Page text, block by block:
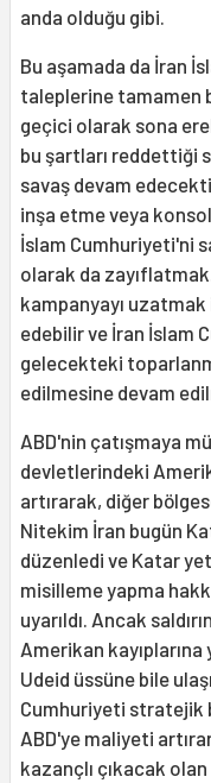
anda olduğu gibi.
Bu aşamada da İran
taleplerine tamamen
geçici olarak sona
bu şartları reddettiği
savaş devam
inşa etme veya
İslam Cumhuriyeti'ni
olarak da
kampanyayı
edebilir ve İran İslam
gelecekteki
edilmesine devam
ABD'nin çatışmaya
devletlerindeki
artırarak, diğer
Nitekim İran bugün
düzenledi ve Katar
misilleme yapma
uyarıldı. Ancak
Amerikan kayıplarına
Udeid üssüne bile
Cumhuriyeti stratejik
ABD'ye maliyeti
kazançlı çıkacak